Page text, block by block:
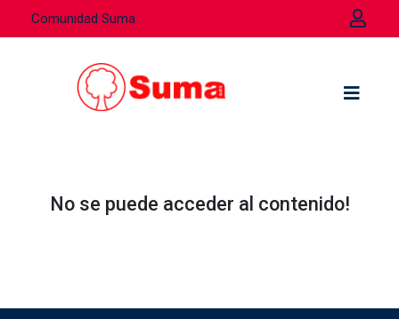
Comunidad Suma
No se puede acceder al contenido!